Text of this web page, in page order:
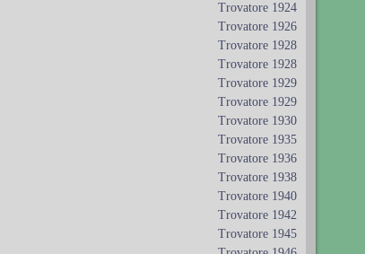
Trovatore 1924
Trovatore 1926
Trovatore 1928
Trovatore 1928
Trovatore 1929
Trovatore 1929
Trovatore 1930
Trovatore 1935
Trovatore 1936
Trovatore 1938
Trovatore 1940
Trovatore 1942
Trovatore 1945